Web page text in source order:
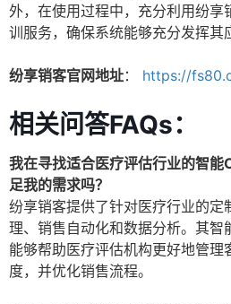
外，在使用过程中，充分利用纷享
训服务，确保系统能够充分发挥其
纷享销客官网地址： https://
相关问答FAQs：
我在寻找适合医疗评估行业的智
足我的需求吗？
纷享销客提供了针对医疗行业的定
理、销售自动化和数据分析。其智
能够帮助医疗评估机构更好地管理
度，并优化销售流程。